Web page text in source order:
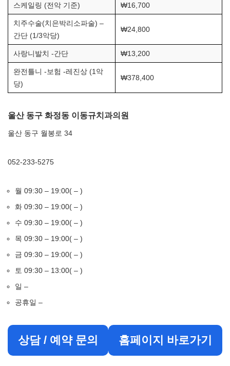
스케일링 (전악 기준) ₩16,700
치주수술(치은박리소파술) –
간단 (1/3악당)
₩24,800
사랑니발치 -간단 ₩13,200
완전틀니 -보험 -레진상 (1악
당)
₩378,400
울산 동구 화정동 이동규치과의원
울산 동구 월봉로 34
052-233-5275
월 09:30 – 19:00( – )
화 09:30 – 19:00( – )
수 09:30 – 19:00( – )
목 09:30 – 19:00( – )
금 09:30 – 19:00( – )
토 09:30 – 13:00( – )
일 –
공휴일 –
상담 / 예약 문의 홈페이지 바로가기